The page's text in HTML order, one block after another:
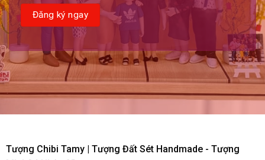
Tượng Chibi Tamy | Tượng Đất Sét Handmade - Tượng